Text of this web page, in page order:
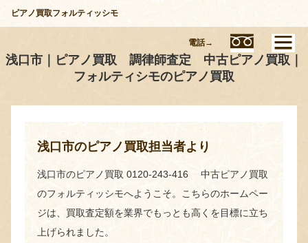
ピアノ買取フォルティッシモ
浅口市｜ピアノ買取 調律師査定 中古ピアノ買取｜
フォルティシモのピアノ買取
浅口市のピアノ買取担当者より
浅口市のピアノ買取 0120-243-416 中古ピアノ買取
のフォルティッシモへようこそ。こちらのホームペー
ジは、買取査定額を業界でもっとも高くを目標に立ち
上げられました。
電話→